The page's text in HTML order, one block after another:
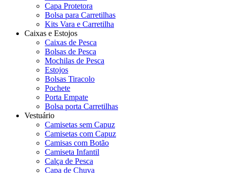
Capa Protetora
Bolsa para Carretilhas
Kits Vara e Carretilha
Caixas e Estojos
Caixas de Pesca
Bolsas de Pesca
Mochilas de Pesca
Estojos
Bolsas Tiracolo
Pochete
Porta Empate
Bolsa porta Carretilhas
Vestuário
Camisetas sem Capuz
Camisetas com Capuz
Camisas com Botão
Camiseta Infantil
Calça de Pesca
Capa de Chuva